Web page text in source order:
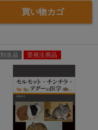
買い物カゴ
別送品 受発注商品